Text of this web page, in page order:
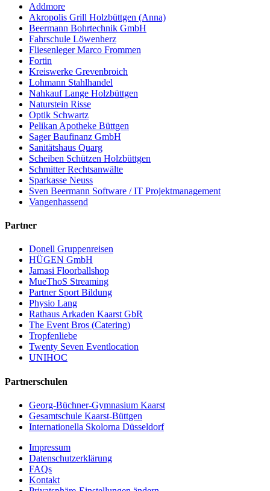
Addmore
Akropolis Grill Holzbüttgen (Anna)
Beermann Bohrtechnik GmbH
Fahrschule Löwenherz
Fliesenleger Marco Frommen
Fortin
Kreiswerke Grevenbroich
Lohmann Stahlhandel
Nahkauf Lange Holzbüttgen
Naturstein Risse
Optik Schwartz
Pelikan Apotheke Büttgen
Sager Baufinanz GmbH
Sanitätshaus Quarg
Scheiben Schützen Holzbüttgen
Schmitter Rechtsanwälte
Sparkasse Neuss
Sven Beermann Software / IT Projektmanagement
Vangenhassend
Partner
Donell Gruppenreisen
HÜGEN GmbH
Jamasi Floorballshop
MueThoS Streaming
Partner Sport Bildung
Physio Lang
Rathaus Arkaden Kaarst GbR
The Event Bros (Catering)
Tropfenliebe
Twenty Seven Eventlocation
UNIHOC
Partnerschulen
Georg-Büchner-Gymnasium Kaarst
Gesamtschule Kaarst-Büttgen
Internationella Skolorna Düsseldorf
Impressum
Datenschutzerklärung
FAQs
Kontakt